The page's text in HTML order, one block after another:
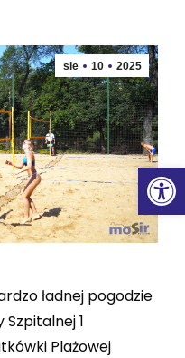
sie 10 2025
ładnej pogodzie
1
Plażowej